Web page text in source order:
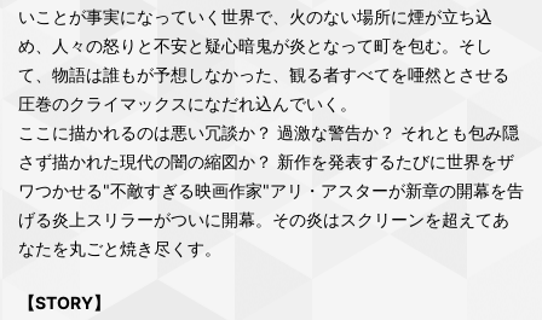
いことが事実になっていく世界で、火のない場所に煙が立ち込
め、人々の怒りと不安と疑心暗鬼が炎となって町を包む。そし
て、物語は誰もが予想しなかった、観る者すべてを唖然とさせる
圧巻のクライマックスになだれ込んでいく。
ここに描かれるのは悪い冗談か？ 過激な警告か？ それとも包み隠
さず描かれた現代の闇の縮図か？ 新作を発表するたびに世界をザ
ワつかせる"不敵すぎる映画作家"アリ・アスターが新章の開幕を告
げる炎上スリラーがついに開幕。その炎はスクリーンを超えてあ
なたを丸ごと焼き尽くす。
【STORY】